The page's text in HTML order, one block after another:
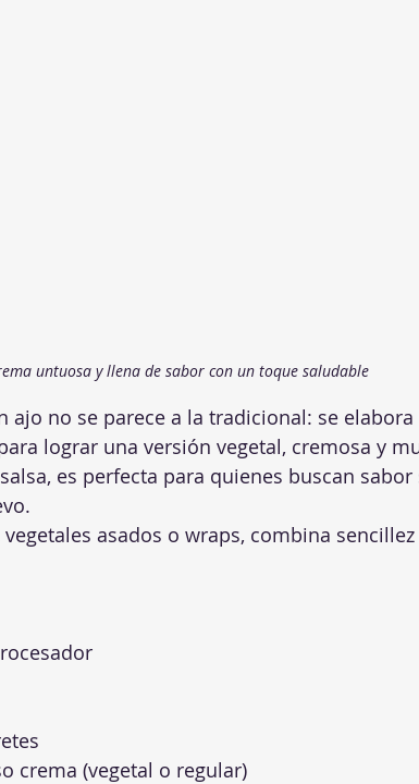
untuosa y llena de sabor con un toque saludable
ajo no se parece a la tradicional: se
lograr una versión vegetal, cremosa y
es perfecta para quienes buscan sabor
asados o wraps, combina
crema (vegetal o regular)